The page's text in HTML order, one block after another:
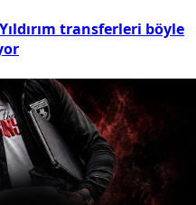
transferleri böyle